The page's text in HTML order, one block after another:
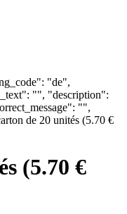
"de",
"", "description":
"",
de 20 unités (5.70 €
(5.70 €